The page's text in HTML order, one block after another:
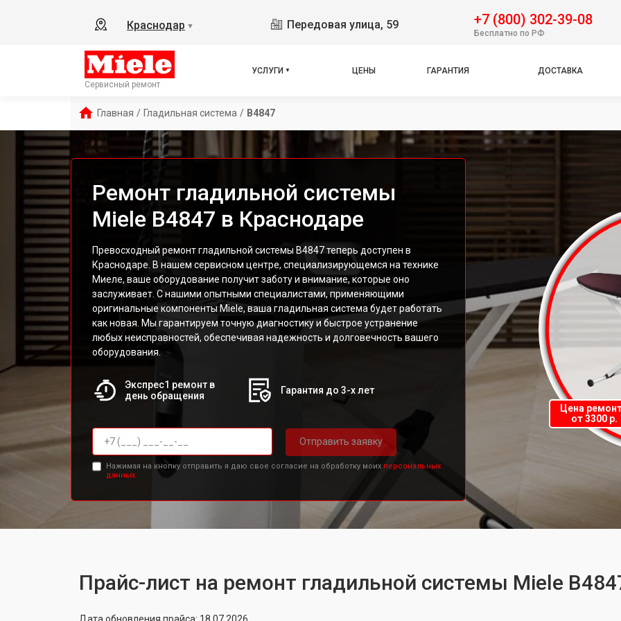
Краснодар ▼ Передовая улица, 59 +7 (800) 302-39-08
Бесплатно по РФ
Сервисный ремонт
УСЛУГИ ЦЕНЫ ГАРАНТИЯ ДОСТАВКА
Главная / Гладильная система / B4847
Ремонт гладильной системы
Miele B4847 в Краснодаре
Превосходный ремонт гладильной системы B4847 теперь доступен в
Краснодаре. В нашем сервисном центре, специализирующемся на технике
Миеле, ваше оборудование получит заботу и внимание, которые оно
заслуживает. С нашими опытными специалистами, применяющими
оригинальные компоненты Miele, ваша гладильная система будет работать
как новая. Мы гарантируем точную диагностику и быстрое устранение
любых неисправностей, обеспечивая надежность и долговечность вашего
оборудования.
Экспрес1 ремонт в
день обращения
Гарантия до 3-х лет
Отправить заявку
Нажимая на кнопку отправить я даю свое согласие на обработку моих персональных
данных.
Цена
от 3300 р.
Прайс-лист на ремонт гладильной системы Miele
Дата обновления прайса: 18.07.2026